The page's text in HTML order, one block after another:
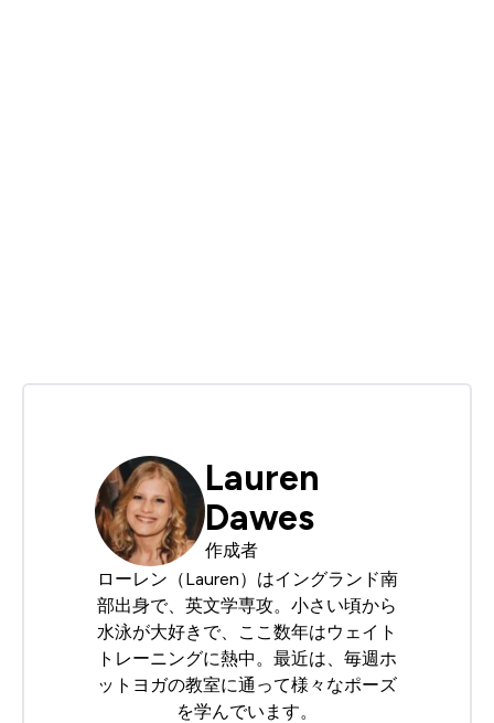
Lauren
Dawes
作成者
ローレン（Lauren）はイングランド南
部出身で、英文学専攻。小さい頃から
水泳が大好きで、ここ数年はウェイト
トレーニングに熱中。最近は、毎週ホ
ットヨガの教室に通って様々なポーズ
を学んでいます。